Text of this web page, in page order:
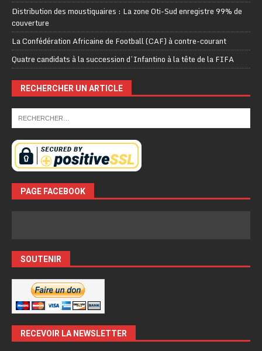
Distribution des moustiquaires : La zone Oti-Sud enregistre 99% de
couverture
La Confédération Africaine de Football (CAF) à contre-courant
Quatre candidats à la succession d’Infantino à la tête de la FIFA
RECHERCHER UN ARTICLE
PAGE FACEBOOK
SOUTENIR
RECEVOIR LA NEWSLETTER